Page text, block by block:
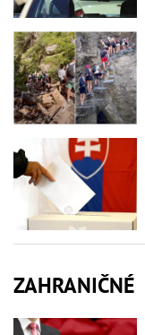
ZAHRANIČNÉ